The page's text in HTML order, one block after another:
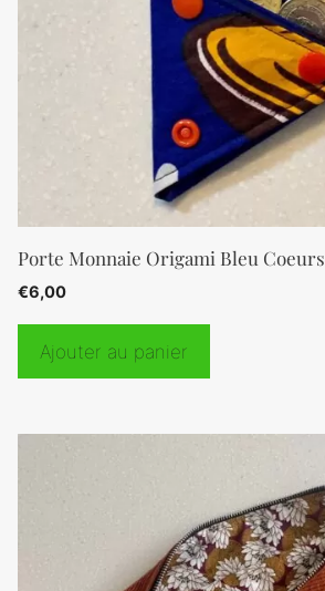
Porte Monnaie Origami Bleu Coeurs
€6,00
Ajouter au panier